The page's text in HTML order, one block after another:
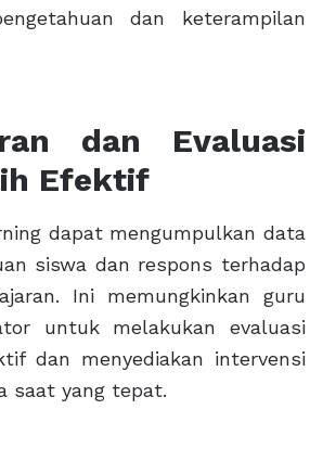
dan keterampilan
dan Evaluasi
Efektif
dapat mengumpulkan data
siswa dan respons terhadap
Ini memungkinkan guru
untuk melakukan evaluasi
dan menyediakan intervensi
saat yang tepat.